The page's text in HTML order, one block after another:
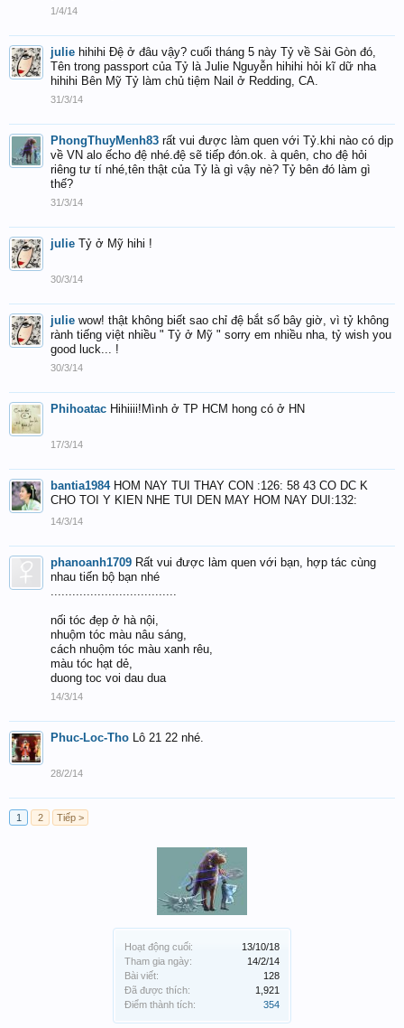
Hoạt động cuối:
13/10/18
Tham gia ngày:
14/2/14
Bài viết:
128
Đã được thích:
1,921
Điểm thành tích:
354
1/4/14
julie hihihi Đệ ở đâu vậy? cuối tháng 5 này Tỷ về Sài Gòn đó,
Tên trong passport của Tỷ là Julie Nguyễn hihihi hỏi kĩ dữ nha
hihihi Bên Mỹ Tỷ làm chủ tiệm Nail ở Redding, CA.
31/3/14
PhongThuyMenh83 rất vui được làm quen với Tỷ.khi nào có dịp
về VN alo ếcho đệ nhé.đệ sẽ tiếp đón.ok. à quên, cho đệ hỏi
riêng tư tí nhé,tên thật của Tỷ là gì vậy nè? Tỷ bên đó làm gì
thế?
31/3/14
julie Tỷ ở Mỹ hihi !
30/3/14
julie wow! thật không biết sao chỉ đệ bắt số bây giờ, vì tỷ không
rành tiếng việt nhiều " Tỷ ở Mỹ " sorry em nhiều nha, tỷ wish you
good luck... !
30/3/14
Phihoatac Hihiiii!Mình ở TP HCM hong có ở HN
17/3/14
bantia1984 HOM NAY TUI THAY CON :126: 58 43 CO DC K
CHO TOI Y KIEN NHE TUI DEN MAY HOM NAY DUI:132:
14/3/14
phanoanh1709 Rất vui được làm quen với bạn, hợp tác cùng
nhau tiến bộ bạn nhé
...................................
nối tóc đẹp ở hà nội,
nhuộm tóc màu nâu sáng,
cách nhuộm tóc màu xanh rêu,
màu tóc hạt dẻ,
duong toc voi dau dua
14/3/14
Phuc-Loc-Tho Lô 21 22 nhé.
28/2/14
1 2 Tiếp >